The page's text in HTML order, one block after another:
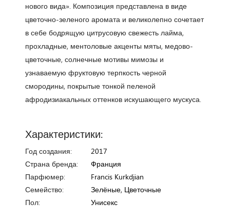
нового вида». Композиция представлена в виде
цветочно-зеленого аромата и великолепно сочетает
в себе бодрящую цитрусовую свежесть лайма,
прохладные, ментоловые акценты мяты, медово-
цветочные, солнечные мотивы мимозы и
узнаваемую фруктовую терпкость черной
смородины, покрытые тонкой пеленой
афродизиакальных оттенков искушающего мускуса.
Характеристики:
Год создания:
2017
Страна бренда:
Франция
Парфюмер:
Francis Kurkdjian
Семейство:
Зелёные, Цветочные
Пол:
Унисекс